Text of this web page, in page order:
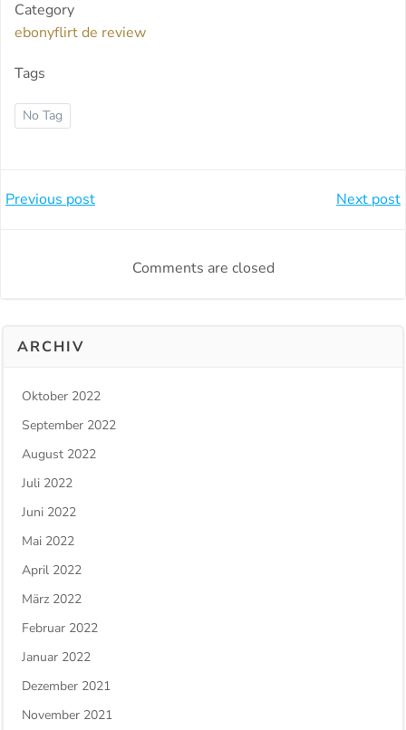
Category
ebonyflirt de review
Tags
No Tag
Beitragsnavigation
Previous post Next post
Comments are closed
ARCHIV
Oktober 2022
September 2022
August 2022
Juli 2022
Juni 2022
Mai 2022
April 2022
März 2022
Februar 2022
Januar 2022
Dezember 2021
November 2021